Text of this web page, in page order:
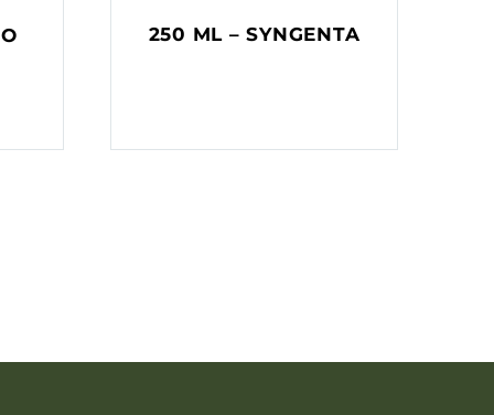
250 ML – SYNGENTA